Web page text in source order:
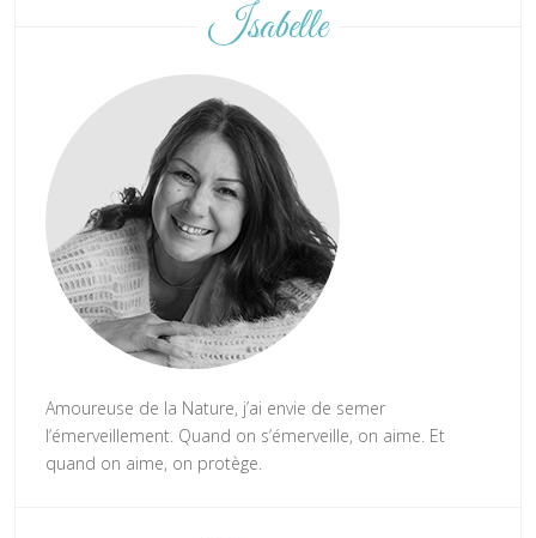
Isabelle
Amoureuse de la Nature, j’ai envie de semer
l’émerveillement. Quand on s’émerveille, on aime. Et
quand on aime, on protège.